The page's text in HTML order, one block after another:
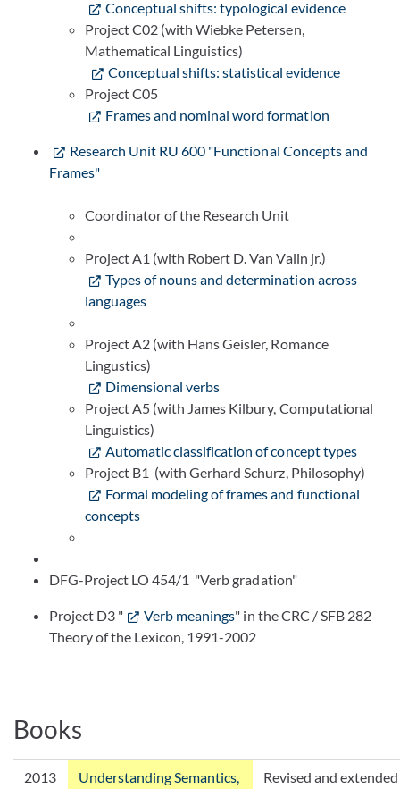
Conceptual shifts: typological evidence
Project C02 (with Wiebke Petersen,
Mathematical Linguistics)
Conceptual shifts: statistical evidence
Project C05
Frames and nominal word formation
Research Unit RU 600 "Functional Concepts and
Frames"
Coordinator of the Research Unit
Project A1 (with Robert D. Van Valin jr.)
Types of nouns and determination across
languages
Project A2 (with Hans Geisler, Romance
Lingustics)
Dimensional verbs
Project A5 (with James Kilbury, Computational
Linguistics)
Automatic classification of concept types
Project B1 (with Gerhard Schurz, Philosophy)
Formal modeling of frames and functional
concepts
DFG-Project LO 454/1 "Verb gradation"
Project D3 " Verb meanings" in the CRC / SFB 282
Theory of the Lexicon, 1991-2002
Books
2013
Understanding Semantics,
Revised and extended